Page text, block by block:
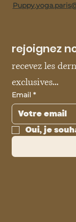
rejoignez
recevez les
exclusives...
Email *
Oui, je